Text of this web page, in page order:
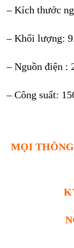
– Kích thước
– Khối lượng:
– Nguồn điện :
– Công suất:
MỌI